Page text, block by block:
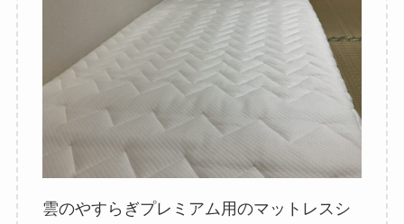
雲のやすらぎプレミアム用のマットレスシ